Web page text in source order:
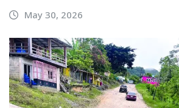
May 30, 2026